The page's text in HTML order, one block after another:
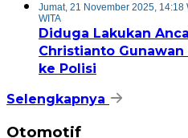
Jumat, 21 November 2025, 14:18
WITA
Diduga Lakukan
Christianto
ke Polisi
Selengkapnya
Otomotif